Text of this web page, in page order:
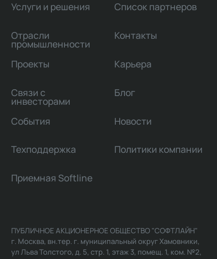
Услуги и решения
Отрасли
промышленности
Проекты
Связи с
инвесторами
Список партнеров
Контакты
Карьера
Блог
События Новости
Техподдержка Политики компании
Приемная Softline
ПУБЛИЧНОЕ АКЦИОНЕРНОЕ ОБЩЕСТВО "СОФТЛАЙН"
г. Москва, вн.тер. г. муниципальный округ Хамовники,
ул Льва Толстого, д. 5, стр. 1, этаж 3, помещ. 1, ком. №2,